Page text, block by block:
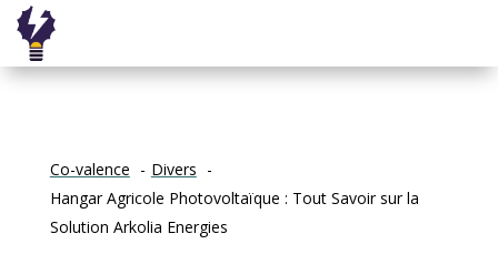
Co-valence
Divers
Hangar Agricole Photovoltaïque : Tout Savoir sur la
Solution Arkolia Energies